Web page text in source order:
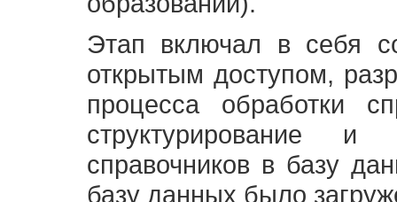
Этап включал в себя
открытым доступом,
процесса обработки
структурирование и
справочников в базу
базу данных было